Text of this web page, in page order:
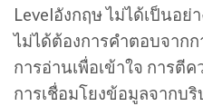
Levelอังกฤษ ไม่ได้เป็นอ
ไม่ได้ต้องการคำตอบจาก
การอ่านเพื่อเข้าใจ การตี
การเชื่อมโยงข้อมูลจากบ